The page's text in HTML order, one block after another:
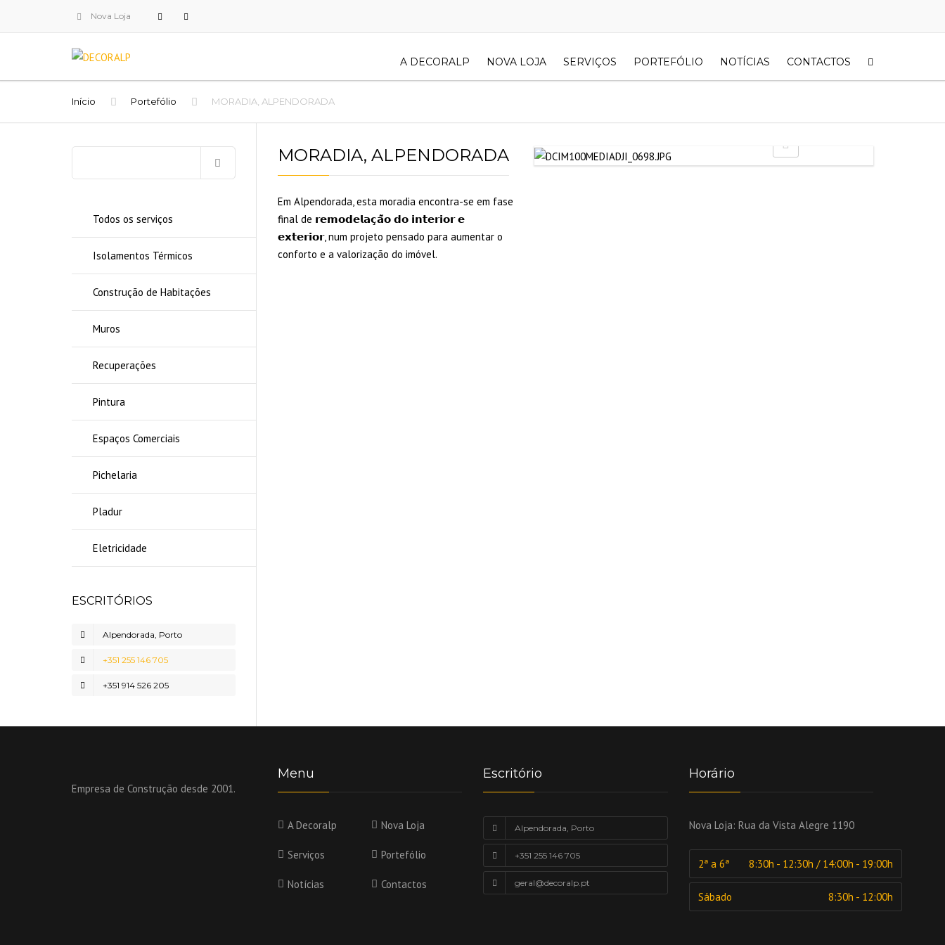
Nova Loja
A DECORALP NOVA LOJA SERVIÇOS PORTEFÓLIO NOTÍCIAS CONTACTOS
Início Portefólio MORADIA, ALPENDORADA
Todos os serviços
Isolamentos Térmicos
Construção de Habitações
Muros
Recuperações
Pintura
Espaços Comerciais
Pichelaria
Pladur
Eletricidade
ESCRITÓRIOS
Alpendorada, Porto
+351 255 146 705
+351 914 526 205
MORADIA, ALPENDORADA
Em Alpendorada, esta moradia encontra-se em fase
final de 𝗿𝗲𝗺𝗼𝗱𝗲𝗹𝗮𝗰̧𝗮̃𝗼 𝗱𝗼 𝗶𝗻𝘁𝗲𝗿𝗶𝗼𝗿 𝗲
𝗲𝘅𝘁𝗲𝗿𝗶𝗼𝗿, num projeto pensado para aumentar o
conforto e a valorização do imóvel.
Empresa de Construção desde 2001.
Menu
A Decoralp Nova Loja
Serviços Portefólio
Notícias Contactos
Escritório
Alpendorada, Porto
+351 255 146 705
geral@decoralp.pt
Horário
Nova Loja: Rua da Vista Alegre 1190
2ª a 6ª 8:30h - 12:30h / 14:00h - 19:00h
Sábado 8:30h - 12:00h